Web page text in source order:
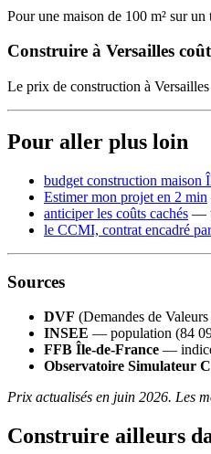
Pour une maison de 100 m² sur
Construire à Versailles
Le prix de construction à
Pour aller plus loin
budget construction maison
Estimer mon projet en 2 min
anticiper les coûts cachés —
le CCMI, contrat encadré
Sources
DVF (Demandes de
INSEE — population (84
FFB Île-de-France —
Observatoire Simulateur
Prix actualisés en juin 2026. Les
Construire ailleurs